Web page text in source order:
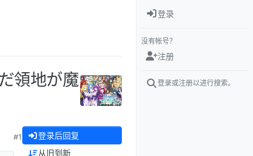
領地が魔
#1 登录后回复
从旧到新
登录
没有帐号？
注册
登录或注册以进行搜索。